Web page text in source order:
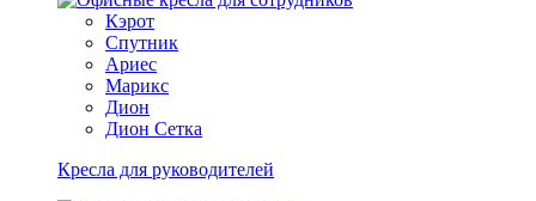
Кэрот
Спутник
Ариес
Марикс
Дион
Дион Сетка
Кресла для руководителей